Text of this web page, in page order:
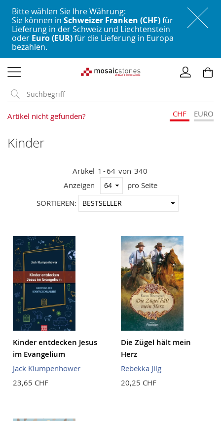
Bitte wählen Sie Ihre Währung:
Sie können in Schweizer Franken (CHF)für
Lieferung in der Schweiz und Liechtenstein
oder Euro (EUR)für die Lieferung in Europa
bezahlen.
zum
Inhalt
Artikel nicht gefunden? CHF EURO
Kinder
Artikel 1 -64 von 340
Anzeigen
pro Seite
SORTIEREN:
Kinder entdecken Jesus
im Evangelium
Jack Klumpenhower
23,65 CHF
Die Zügel hält mein
Herz
Rebekka Jilg
20,25 CHF